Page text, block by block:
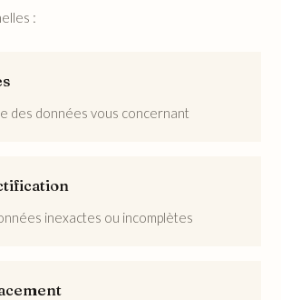
:
des données vous concernant
inexactes ou incomplètes